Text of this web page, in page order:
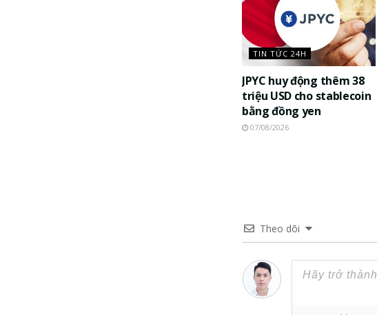
TIN TỨC 24H
JPYC huy động thêm 38
triệu USD cho stablecoin
bằng đồng yen
07/08/2026
Theo dõi